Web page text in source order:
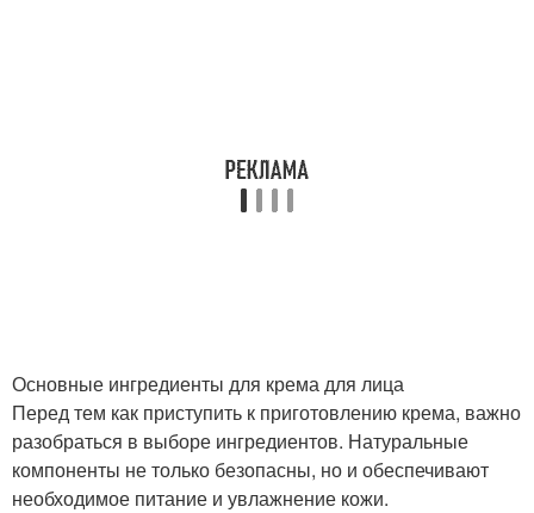
Основные ингредиенты для крема для лица
Перед тем как приступить к приготовлению крема, важно
разобраться в выборе ингредиентов. Натуральные
компоненты не только безопасны, но и обеспечивают
необходимое питание и увлажнение кожи.